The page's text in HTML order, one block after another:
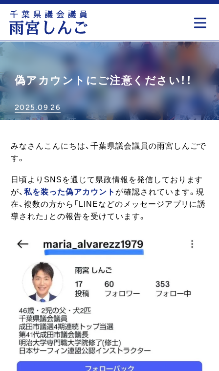
偽アカウントにご注意ください！！
2025.09.26
みなさんこんにちは、千葉県議会議員の雨宮しんごで
す。
日頃よりSNSを通じて県政情報を発信しております
が、私を装った偽アカウント が確認されています。現
在、複数の方から「LINEなどのメッセージアプリに誘
導された」との報告を受けています。